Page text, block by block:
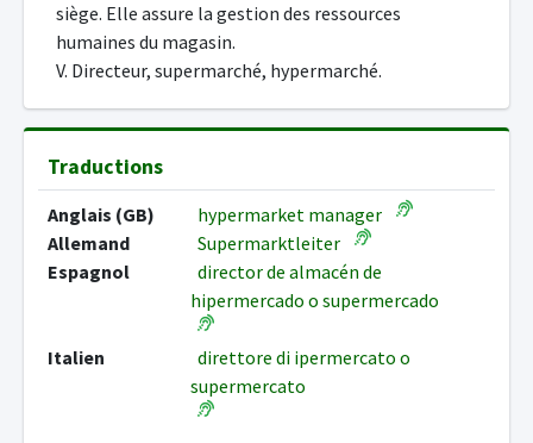
siège. Elle assure la gestion des ressources
humaines du magasin.
V. Directeur, supermarché, hypermarché.
Traductions
Anglais (GB)
hypermarket manager
Allemand
Supermarktleiter
Espagnol
director de almacén de
hipermercado o supermercado
Italien
direttore di ipermercato o
supermercato